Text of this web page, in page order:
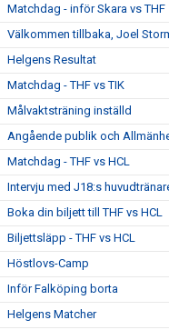
Matchdag - inför Skara vs THF
Välkommen tillbaka, Joel
Helgens Resultat
Matchdag - THF vs TIK
Målvaktsträning inställd
Angående publik och
Matchdag - THF vs HCL
Intervju med J18:s
Boka din biljett till THF vs HCL
Biljettsläpp - THF vs HCL
Höstlovs-Camp
Inför Falköping borta
Helgens Matcher